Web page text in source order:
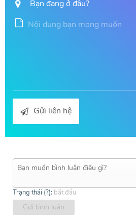
Gửi liên hệ
Trạng thái (?): bắt đầu
Gửi bình luận